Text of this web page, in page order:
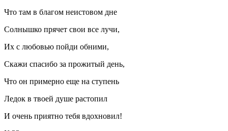
Что там в благом неистовом дне
Солнышко прячет свои все лучи,
Их с любовью пойди обними,
Скажи спасибо за прожитый день,
Что он примерно еще на ступень
Ледок в твоей душе растопил
И очень приятно тебя вдохновил!